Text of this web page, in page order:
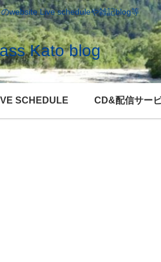
website Live scheduleや雑記blog等
Kato blog
SCHEDULE CD&配信サー